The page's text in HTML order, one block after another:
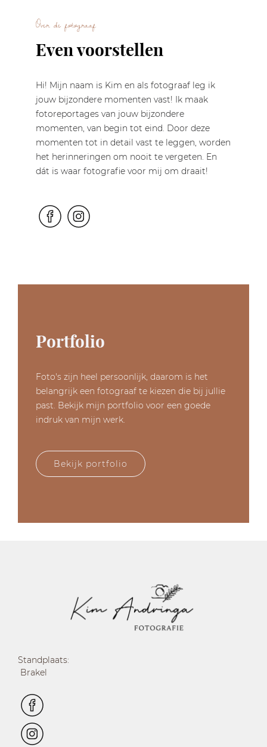
Portfolio
Foto's zijn heel persoonlijk, daarom is het
belangrijk een fotograaf te kiezen die bij jullie
past. Bekijk mijn portfolio voor een goede
indruk van mijn werk.
Bekijk portfolio
Over de fotograaf
Even voorstellen
Hi! Mijn naam is Kim en als fotograaf leg ik
jouw bijzondere momenten vast! Ik maak
fotoreportages van jouw bijzondere
momenten, van begin tot eind. Door deze
momenten tot in detail vast te leggen, worden
het herinneringen om nooit te vergeten. En
dát is waar fotografie voor mij om draait!
Standplaats:
Brakel